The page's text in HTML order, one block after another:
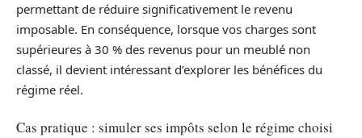
permettant de réduire significativement le revenu
imposable. En conséquence, lorsque vos charges sont
supérieures à 30 % des revenus pour un meublé non
classé, il devient intéressant d’explorer les bénéfices du
régime réel.
Cas pratique : simuler ses impôts selon le régime choisi